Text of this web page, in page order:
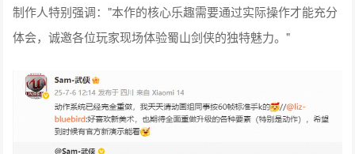
制作人特别强调："本作的核心乐趣需要通过实际操作才能充分
体会，诚邀各位玩家现场体验蜀山剑侠的独特魅力。"